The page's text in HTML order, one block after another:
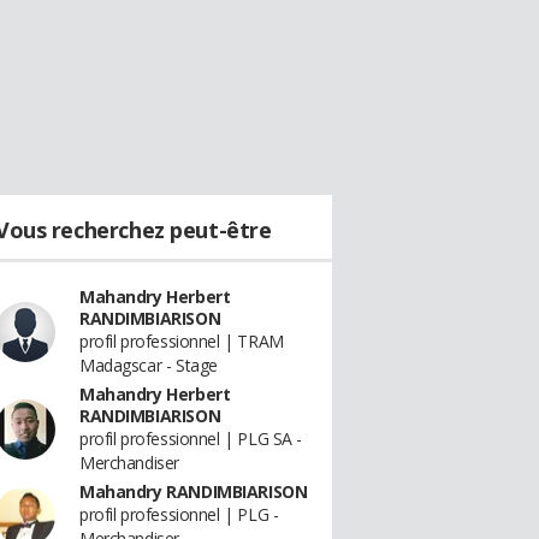
recherchez peut-être
Mahandry Herbert
RANDIMBIARISON
profil professionnel | TRAM
Madagscar - Stage
Mahandry Herbert
RANDIMBIARISON
profil professionnel | PLG SA -
Merchandiser
Mahandry RANDIMBIARISON
profil professionnel | PLG -